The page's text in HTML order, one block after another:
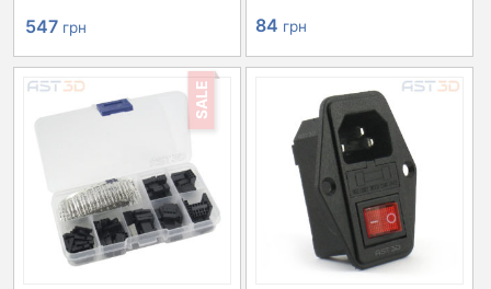
Первоначальная
цена
составляла
632 грн.
547 грн
цена:
547 грн.
84 грн
SALE